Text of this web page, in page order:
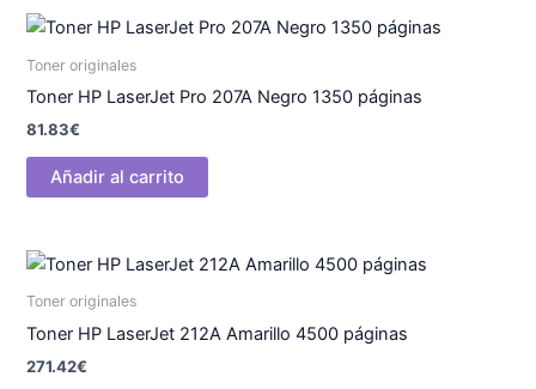
Toner originales
Toner HP LaserJet Pro 207A Negro 1350 páginas
81.83€
Añadir al carrito
Toner originales
Toner HP LaserJet 212A Amarillo 4500 páginas
271.42€